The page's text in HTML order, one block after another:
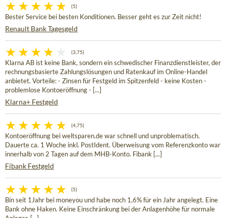
(5)
Bester Service bei besten Konditionen. Besser geht es zur Zeit nicht!
Renault Bank Tagesgeld
(3,75)
Klarna AB ist keine Bank, sondern ein schwedischer Finanzdienstleister, der
rechnungsbasierte Zahlungslösungen und Ratenkauf im Online-Handel
anbietet. Vorteile: - Zinsen für Festgeld im Spitzenfeld - keine Kosten -
problemlose Kontoeröffnung - [...]
Klarna+ Festgeld
(4,75)
Kontoeröffnung bei weltsparen.de war schnell und unproblematisch.
Dauerte ca. 1 Woche inkl. PostIdent. Überweisung vom Referenzkonto war
innerhalb von 2 Tagen auf dem MHB-Konto. Fibank [...]
Fibank Festgeld
(5)
Bin seit 1Jahr bei moneyou und habe noch 1,6% für ein Jahr angelegt. Eine
Bank ohne Haken. Keine Einschränkung bei der Anlagenhöhe für normale